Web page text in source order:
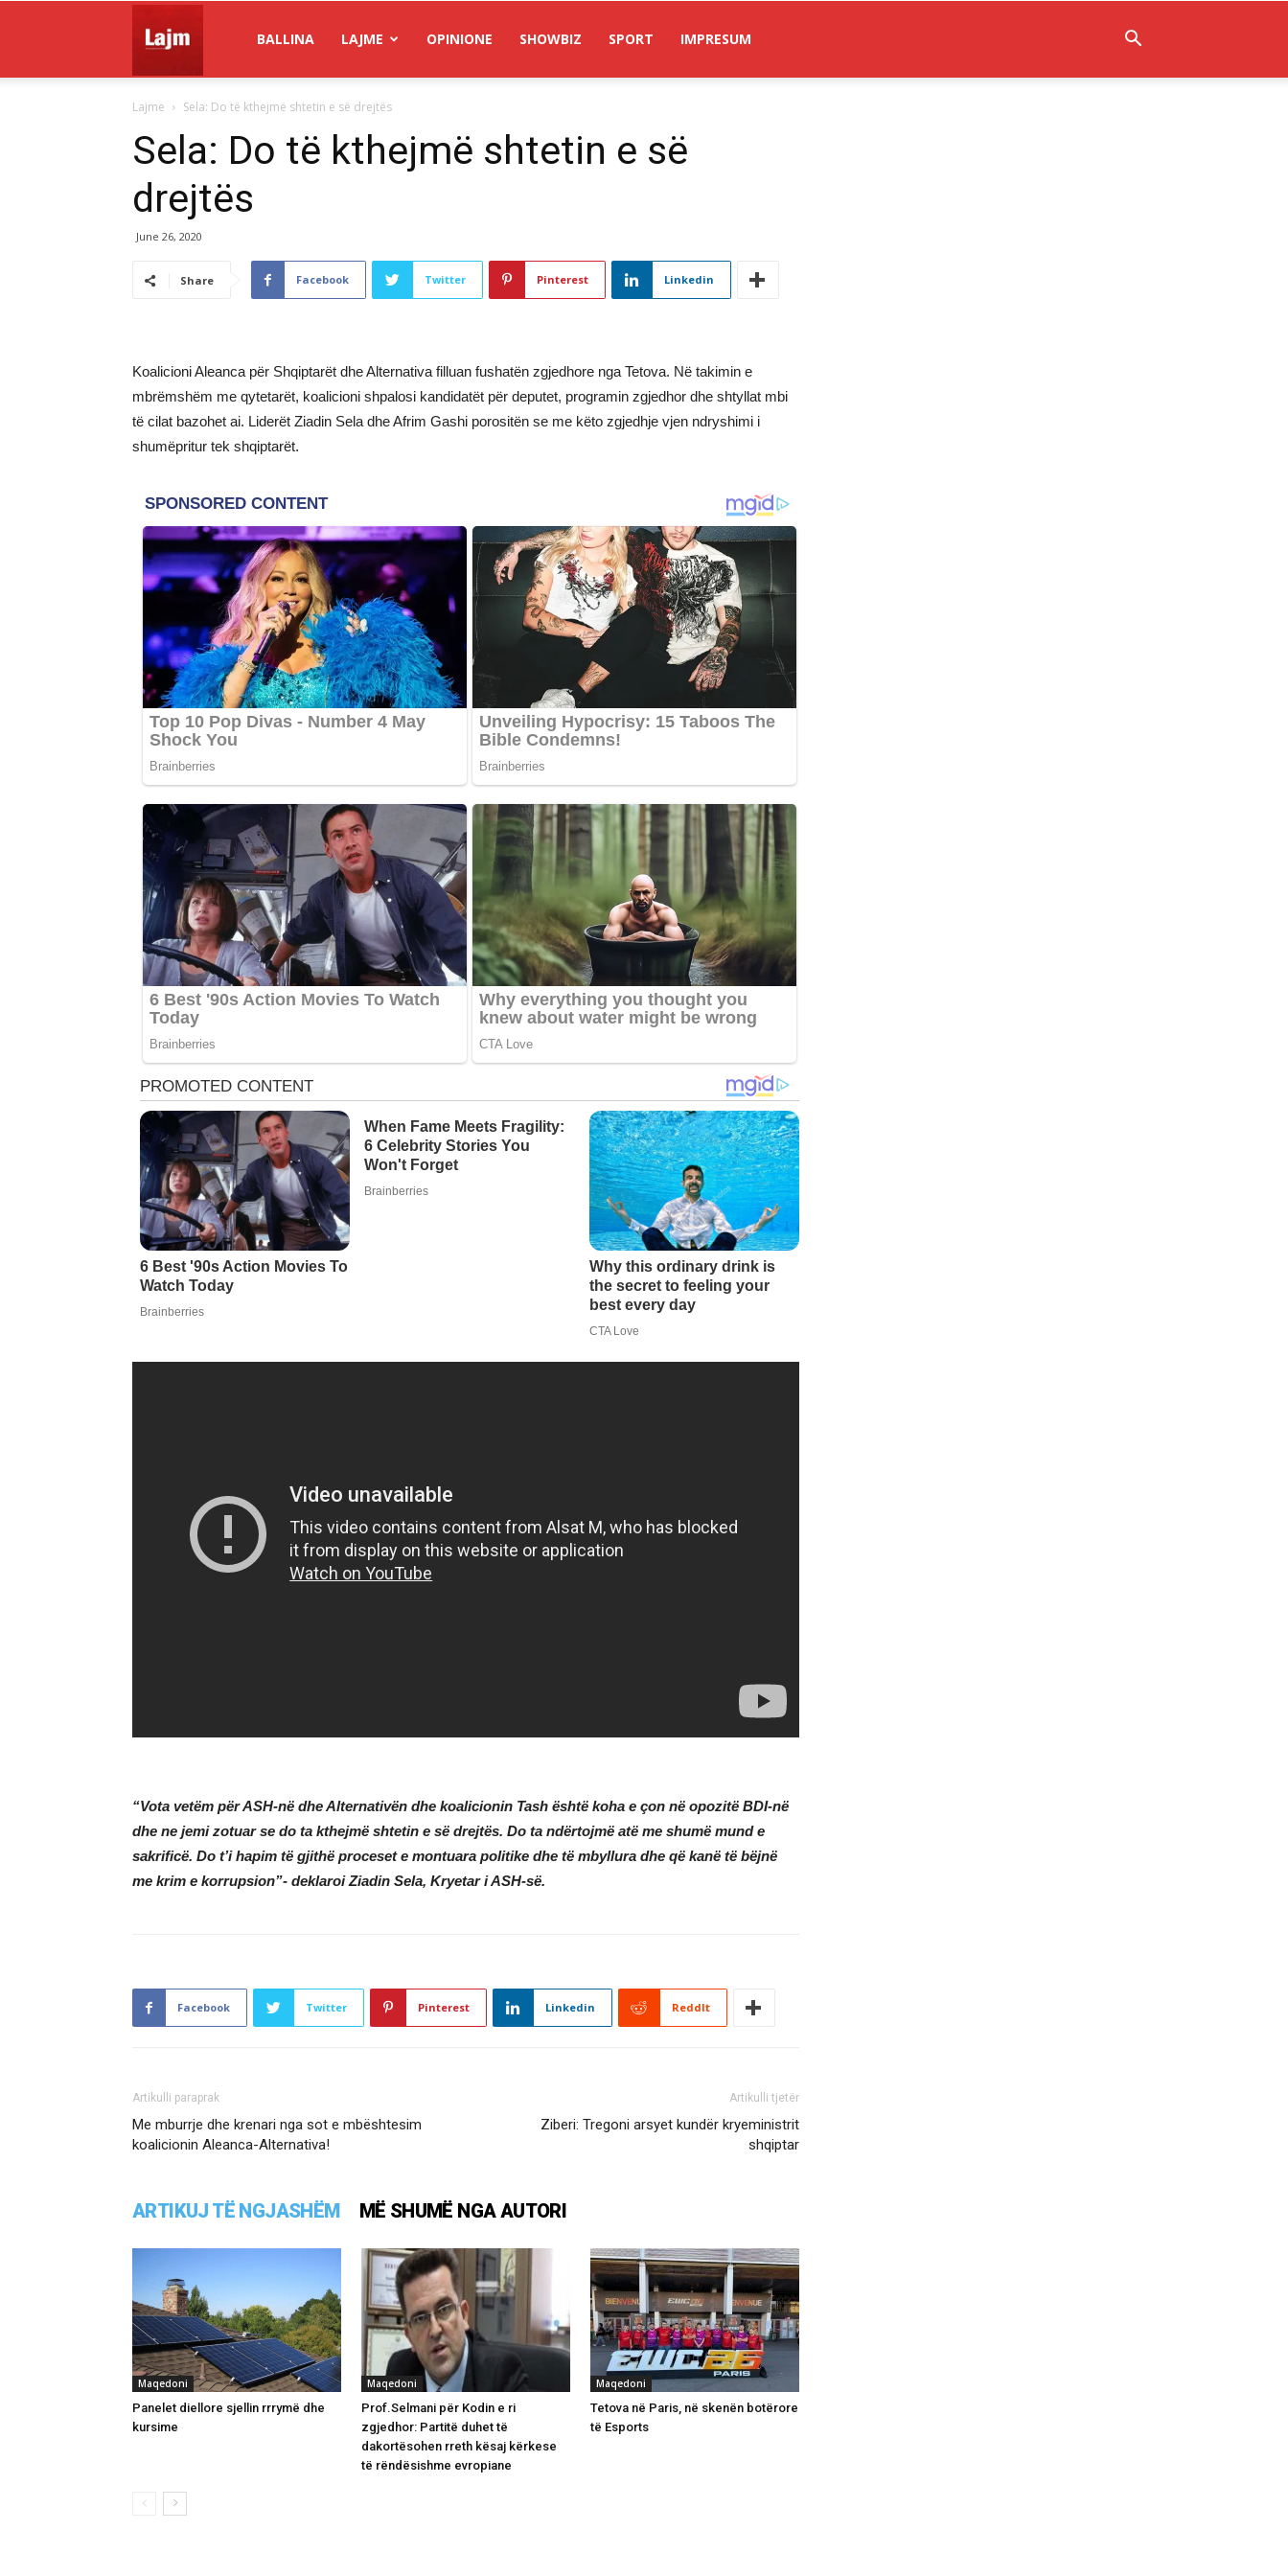
Lajm
BALLINA LAJME OPINIONE SHOWBIZ SPORT IMPRESUM
Lajme Sela: Do të kthejmë shtetin e së drejtës
Sela: Do të kthejmë shtetin e së
drejtës
June 26, 2020
Share Facebook Twitter Pinterest Linkedin
Koalicioni Aleanca për Shqiptarët dhe Alternativa filluan fushatën zgjedhore nga Tetova. Në takimin e
mbrëmshëm me qytetarët, koalicioni shpalosi kandidatët për deputet, programin zgjedhor dhe shtyllat mbi
të cilat bazohet ai. Liderët Ziadin Sela dhe Afrim Gashi porositën se me këto zgjedhje vjen ndryshimi i
shumëpritur tek shqiptarët.
“Vota vetëm për ASH-në dhe Alternativën dhe koalicionin Tash është koha e çon në opozitë BDI-në
dhe ne jemi zotuar se do ta kthejmë shtetin e së drejtës. Do ta ndërtojmë atë me shumë mund e
sakrificë. Do t’i hapim të gjithë proceset e montuara politike dhe të mbyllura dhe që kanë të bëjnë
me krim e korrupsion”- deklaroi Ziadin Sela, Kryetar i ASH-së.
Facebook Twitter Pinterest Linkedin ReddIt
Artikulli paraprak
Me mburrje dhe krenari nga sot e mbështesim
koalicionin Aleanca-Alternativa!
Artikulli tjetër
Ziberi: Tregoni arsyet kundër kryeministrit
shqiptar
ARTIKUJ TË NGJASHËM MË SHUMË NGA AUTORI
Maqedoni
Panelet diellore sjellin rrrymë dhe
kursime
Maqedoni
Prof.Selmani për Kodin e ri
zgjedhor: Partitë duhet të
dakortësohen rreth kësaj kërkese
të rëndësishme evropiane
Maqedoni
Tetova në Paris, në skenën botërore
të Esports